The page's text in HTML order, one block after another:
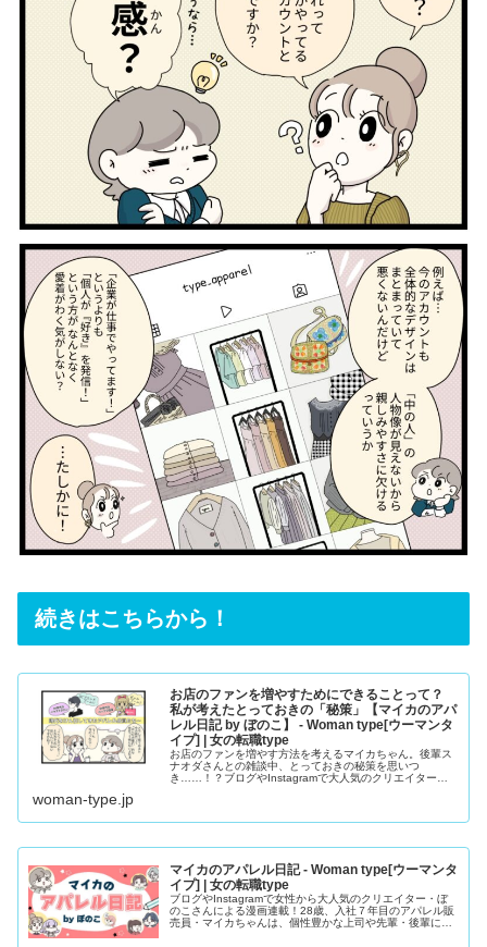
続きはこちらから！
お店のファンを増やすためにできることって？
私が考えたとっておきの「秘策」【マイカのアパ
レル日記 by ぼのこ】 - Woman type[ウーマンタ
イプ] | 女の転職type
お店のファンを増やす方法を考えるマイカちゃん。後輩ス
ナオダさんとの雑談中、とっておきの秘策を思いつ
き……！？ブログやInstagramで大人気のクリエイター・
woman-type.jp
マイカのアパレル日記 - Woman type[ウーマンタ
イプ] | 女の転職type
ブログやInstagramで女性から大人気のクリエイター・ぼ
のこさんによる漫画連載！28歳、入社７年目のアパレル販
売員・マイカちゃんは、個性豊かな上司や先輩・後輩に囲